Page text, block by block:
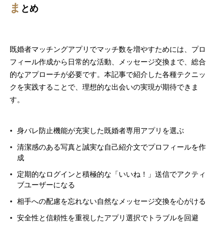
ま とめ
既婚者マッチングアプリでマッチ数を増やすためには、プロ
フィール作成から日常的な活動、メッセージ交換まで、総合
的なアプローチが必要です。本記事で紹介した各種テクニッ
クを実践することで、理想的な出会いの実現が期待できま
す。
身バレ防止機能が充実した既婚者専用アプリを選ぶ
清潔感のある写真と誠実な自己紹介文でプロフィールを作
成
定期的なログインと積極的な「いいね！」送信でアクティ
ブユーザーになる
相手への配慮を忘れない自然なメッセージ交換を心がける
安全性と信頼性を重視したアプリ選択でトラブルを回避